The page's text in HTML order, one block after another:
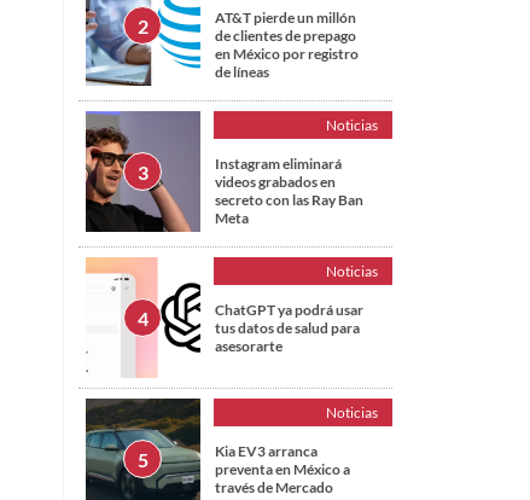
AT&T pierde un millón
de clientes de prepago
en México por registro
de líneas
Noticias
Instagram eliminará
videos grabados en
secreto con las Ray Ban
Meta
Noticias
ChatGPT ya podrá usar
tus datos de salud para
asesorarte
Noticias
Kia EV3 arranca
preventa en México a
través de Mercado